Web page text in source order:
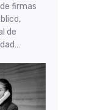
firmas
de